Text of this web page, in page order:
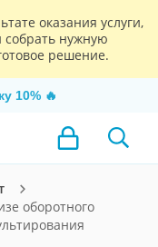
оказания услуги,
собрать нужную
решение.
10% 🔥
оборотного